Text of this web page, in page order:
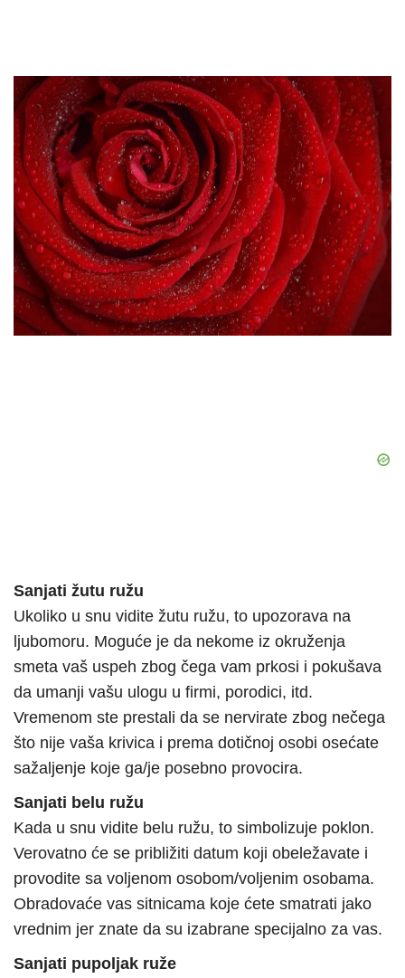
Sanjati žutu ružu
Ukoliko u snu vidite žutu ružu, to upozorava na
ljubomoru. Moguće je da nekome iz okruženja
smeta vaš uspeh zbog čega vam prkosi i pokušava
da umanji vašu ulogu u firmi, porodici, itd.
Vremenom ste prestali da se nervirate zbog nečega
što nije vaša krivica i prema dotičnoj osobi osećate
sažaljenje koje ga/je posebno provocira.
Sanjati belu ružu
Kada u snu vidite belu ružu, to simbolizuje poklon.
Verovatno će se približiti datum koji obeležavate i
provodite sa voljenom osobom/voljenim osobama.
Obradovaće vas sitnicama koje ćete smatrati jako
vrednim jer znate da su izabrane specijalno za vas.
Sanjati pupoljak ruže